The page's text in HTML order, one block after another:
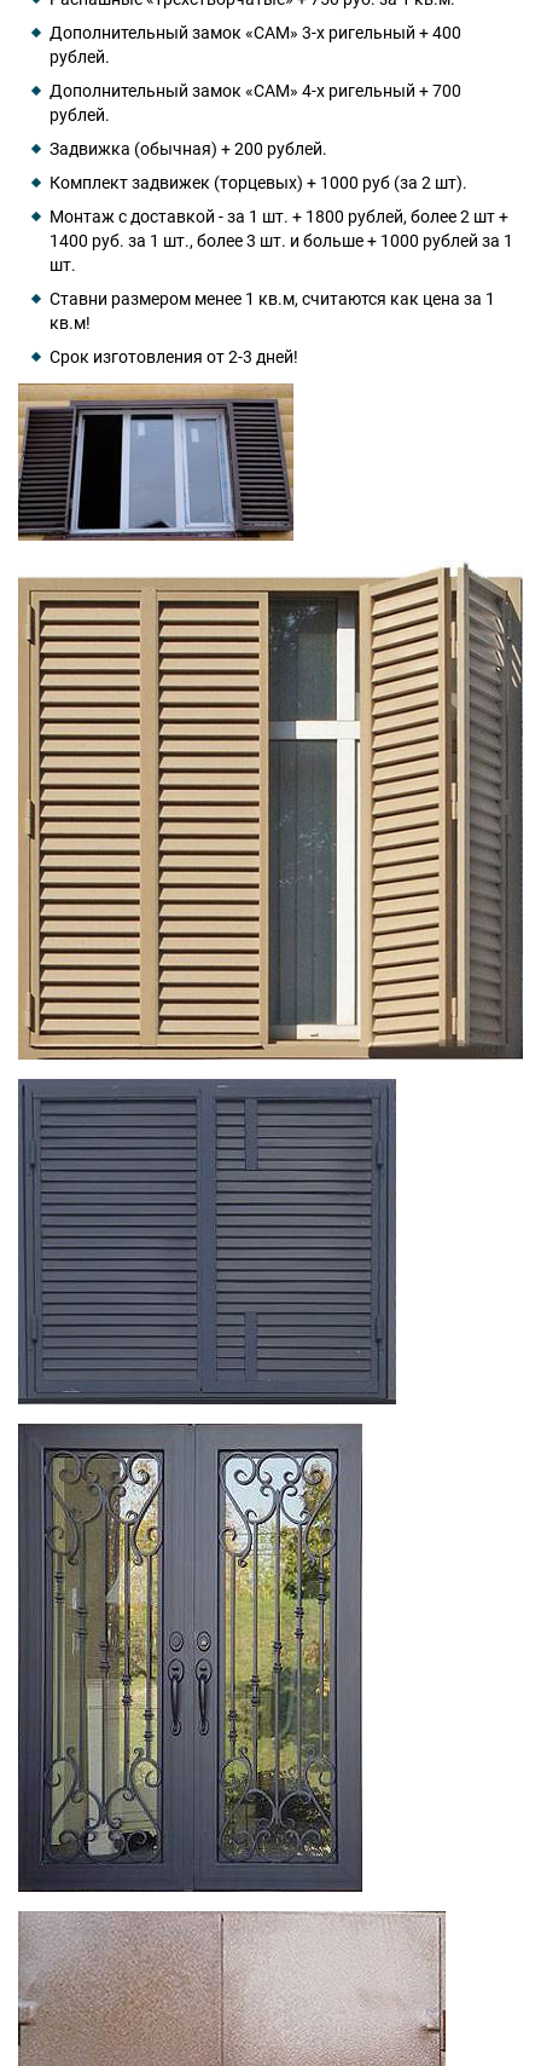
Дополнительный замок «САМ» 3-х ригельный + 400
рублей.
Дополнительный замок «САМ» 4-х ригельный + 700
рублей.
Задвижка (обычная) + 200 рублей.
Комплект задвижек (торцевых) + 1000 руб (за 2 шт).
Монтаж с доставкой - за 1 шт. + 1800 рублей, более 2 шт +
1400 руб. за 1 шт., более 3 шт. и больше + 1000 рублей за 1
шт.
Ставни размером менее 1 кв.м, считаются как цена за 1
кв.м!
Срок изготовления от 2-3 дней!